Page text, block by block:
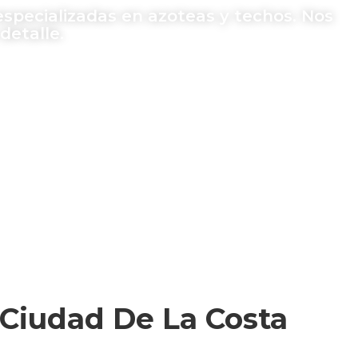
en azoteas y techos. Nos
De La Costa